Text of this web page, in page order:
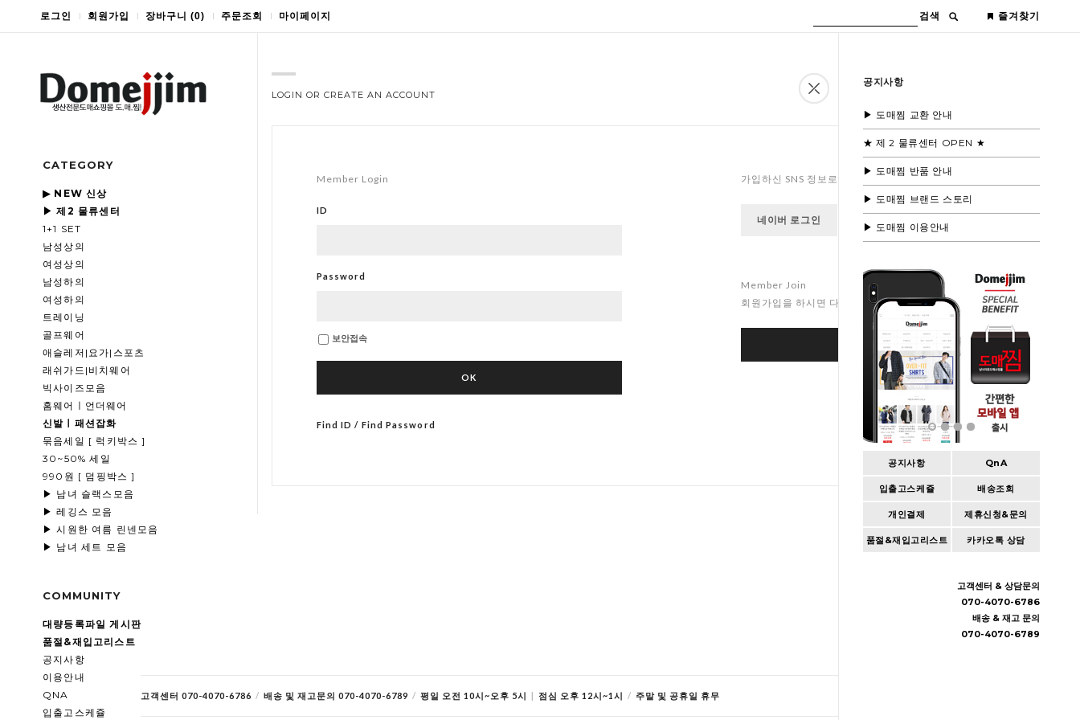
로그인 회원가입 장바구니 (0) 주문조회 마이페이지 검색 즐겨찾기
CATEGORY
▶ NEW 신상
▶ 제2 물류센터
1+1 SET
남성상의
여성상의
남성하의
여성하의
트레이닝
골프웨어
애슬레저|요가|스포츠
래쉬가드|비치웨어
빅사이즈모음
홈웨어ㅣ언더웨어
신발ㅣ패션잡화
묶음세일 [ 럭키박스 ]
30~50% 세일
990원 [ 덤핑박스 ]
▶ 남녀 슬랙스모음
▶ 레깅스 모음
▶ 시원한 여름 린넨모음
▶ 남녀 세트 모음
COMMUNITY
대량등록파일 게시판
품절&재입고리스트
공지사항
이용안내
QNA
입출고스케쥴
공지사항
▶ 도매찜 교환 안내
★ 제 2 물류센터 OPEN ★
▶ 도매찜 반품 안내
▶ 도매찜 브랜드 스토리
▶ 도매찜 이용안내
공지사항 QnA
입출고스케쥴 배송조회
개인결제 제휴신청&문의
품절&재입고리스트 카카오톡 상담
고객센터 & 상담문의
070-4070-6786
배송 & 재고 문의
070-4070-6789
LOGIN OR CREATE AN ACCOUNT
Member Login
ID
Password
보안접속
OK
Find ID / Find Password
가입하신 SNS 정보로 로그인을 하실 수 있습니다.
네이버 로그인
Member Join
회원가입을 하시면 다양하고 특별한 혜택이 준비되어 있습니다.
Register
고객센터 070-4070-6786 / 배송 및 재고문의 070-4070-6789 / 평일 오전 10시~오후 5시 | 점심 오후 12시~1시 / 주말 및 공휴일 휴무